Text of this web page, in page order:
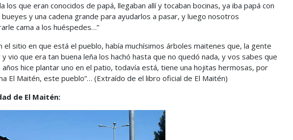
los que eran conocidos de papá, llegaban allí y tocaban bocinas, ya iba papá con
bueyes y una cadena grande para ayudarlos a pasar, y luego nosotros
cama a los huéspedes…”
el sitio en que está el pueblo, había muchísimos árboles maitenes que, la gente
vio que era tan buena leña los hachó hasta que no quedó nada, y vos sabes que
hice plantar uno en el patio, todavía está, tiene una hojitas hermosas, por
El Maitén, este pueblo”… (Extraído de el libro oficial de El Maitén)
de El Maitén: